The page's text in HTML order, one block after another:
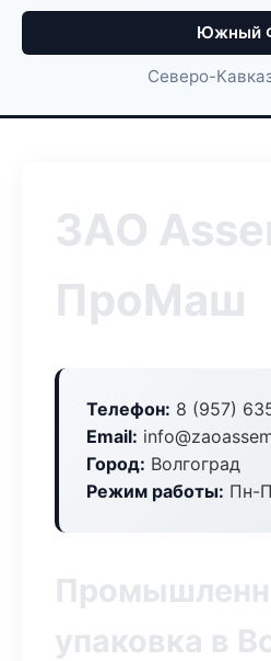
Южный
Северо-
ЗАО
ПроМаш
Телефон: 8 (957)
Email:
Город: Волгоград
Режим работы: Пн-
упаковка в